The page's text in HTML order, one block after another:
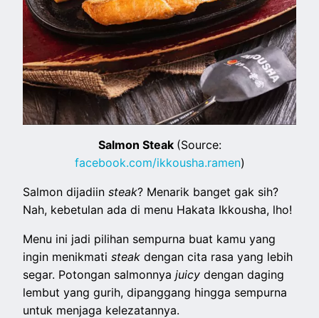
Salmon Steak (Source:
facebook.com/ikkousha.ramen)
Salmon dijadiinsteak? Menarik banget gak sih?
Nah, kebetulan ada di menu Hakata Ikkousha, lho!
Menu ini jadi pilihan sempurna buat kamu yang
ingin menikmatisteakdengan cita rasa yang lebih
segar. Potongan salmonnyajuicydengan daging
lembut yang gurih, dipanggang hingga sempurna
untuk menjaga kelezatannya.